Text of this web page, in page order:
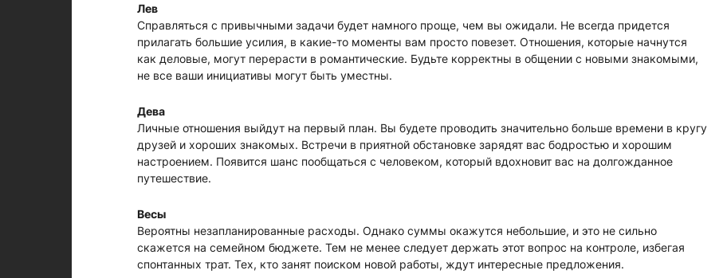
Лев
Справляться с привычными задачи будет намного проще, чем вы ожидали. Не всегда придется
прилагать большие усилия, в какие-то моменты вам просто повезет. Отношения, которые начнутся
как деловые, могут перерасти в романтические. Будьте корректны в общении с новыми знакомыми,
не все ваши инициативы могут быть уместны.
Дева
Личные отношения выйдут на первый план. Вы будете проводить значительно больше времени в кругу
друзей и хороших знакомых. Встречи в приятной обстановке зарядят вас бодростью и хорошим
настроением. Появится шанс пообщаться с человеком, который вдохновит вас на долгожданное
путешествие.
Весы
Вероятны незапланированные расходы. Однако суммы окажутся небольшие, и это не сильно
скажется на семейном бюджете. Тем не менее следует держать этот вопрос на контроле, избегая
спонтанных трат. Тех, кто занят поиском новой работы, ждут интересные предложения.